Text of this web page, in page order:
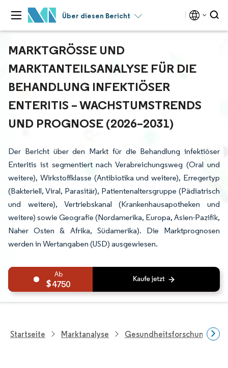
Über diesen Bericht
MARKTGRÖSSE UND M
ARKTANTEILSANALYSE FÜR DIE B
EHANDLUNG INFEKTIÖSER E
NTERITIS – WACHSTUMSTRENDS U
ND PROGNOSE (2026–2031)
Der Bericht über den Markt für die Behandlung infektiöser
Enteritis ist segmentiert nach Verabreichungsweg (Oral und
weitere), Wirkstoffklasse (Antibiotika und weitere), Erregertyp
(Bakteriell, Viral, Parasitär), Patientenaltersgruppe (Pädiatrisch
und weitere), Vertriebskanal (Krankenhausapotheken und
weitere) sowie Geografie (Nordamerika, Europa, Asien-Pazifik,
Naher Osten & Afrika, Südamerika). Die Marktprognosen
werden in Wertangaben (USD) ausgewiesen.
4750
Startseite Marktanalyse Gesundheitsforschung